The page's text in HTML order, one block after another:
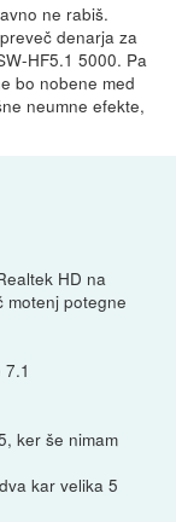
ne rabiš.
denarja za
HF5.1 5000. Pa
bo nobene med
neumne efekte,
HD na
motenj potegne
ker še nimam
kar velika 5